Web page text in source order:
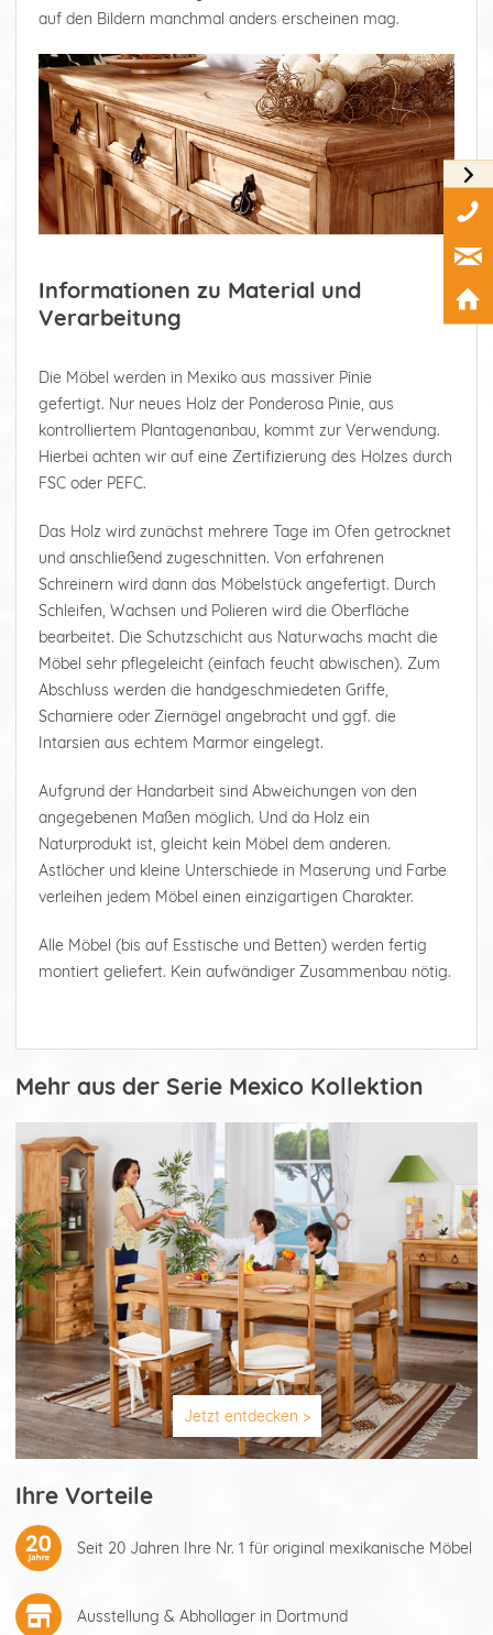
auf den Bildern manchmal anders erscheinen mag.
Informationen zu Material und
Verarbeitung
Die Möbel werden in Mexiko aus massiver Pinie
gefertigt. Nur neues Holz der Ponderosa Pinie, aus
kontrolliertem Plantagenanbau, kommt zur Verwendung.
Hierbei achten wir auf eine Zertifizierung des Holzes durch
FSC oder PEFC.
Das Holz wird zunächst mehrere Tage im Ofen getrocknet
und anschließend zugeschnitten. Von erfahrenen
Schreinern wird dann das Möbelstück angefertigt. Durch
Schleifen, Wachsen und Polieren wird die Oberfläche
bearbeitet. Die Schutzschicht aus Naturwachs macht die
Möbel sehr pflegeleicht (einfach feucht abwischen). Zum
Abschluss werden die handgeschmiedeten Griffe,
Scharniere oder Ziernägel angebracht und ggf. die
Intarsien aus echtem Marmor eingelegt.
Aufgrund der Handarbeit sind Abweichungen von den
angegebenen Maßen möglich. Und da Holz ein
Naturprodukt ist, gleicht kein Möbel dem anderen.
Astlöcher und kleine Unterschiede in Maserung und Farbe
verleihen jedem Möbel einen einzigartigen Charakter.
Alle Möbel (bis auf Esstische und Betten) werden fertig
montiert geliefert. Kein aufwändiger Zusammenbau nötig.
Mehr aus der Serie Mexico Kollektion
Jetzt entdecken >
Ihre Vorteile
Seit 20 Jahren Ihre Nr. 1 für original mexikanische Möbel
Ausstellung & Abhollager in Dortmund